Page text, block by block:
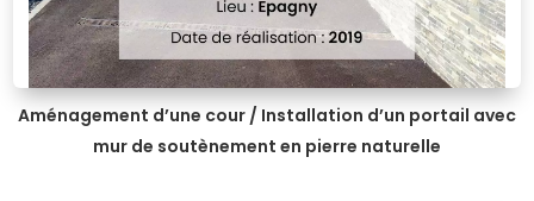
Aménagement d’une cour / Installation d’un portail avec
mur de soutènement en pierre naturelle